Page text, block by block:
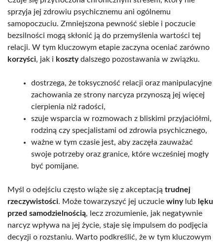
sprzyja jej zdrowiu psychicznemu ani ogólnemu
samopoczuciu. Zmniejszona pewność siebie i poczucie
bezsilności mogą skłonić ją do przemyślenia wartości tej
relacji. W tym kluczowym etapie zaczyna oceniać zarówno
korzyści, jak i kosztydalszego pozostawania w związku.
dostrzega, że toksyczność relacji oraz manipulacyjne
zachowania ze strony narcyza przynoszą jej więcej
cierpienia niż radości,
szuje wsparcia w rozmowach z bliskimi przyjaciółmi,
rodziną czy specjalistami od zdrowia psychicznego,
ważne w tym czasie jest, aby zaczęła zauważać
swoje potrzeby oraz granice, które wcześniej mogły
być pomijane.
Myśl o odejściu często wiąże się z akceptacją trudnej
rzeczywistości. Może towarzyszyć jej uczucie winylub lęku
przed samodzielnością, lecz zrozumienie, jak negatywnie
narcyz wpływa na jej życie, staje się impulsem do podjęcia
decyzji o rozstaniu. Warto podkreślić, że w tym kluczowym